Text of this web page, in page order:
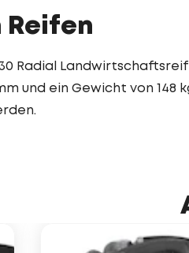
Reifen
Radial
und ein Gewicht von 148